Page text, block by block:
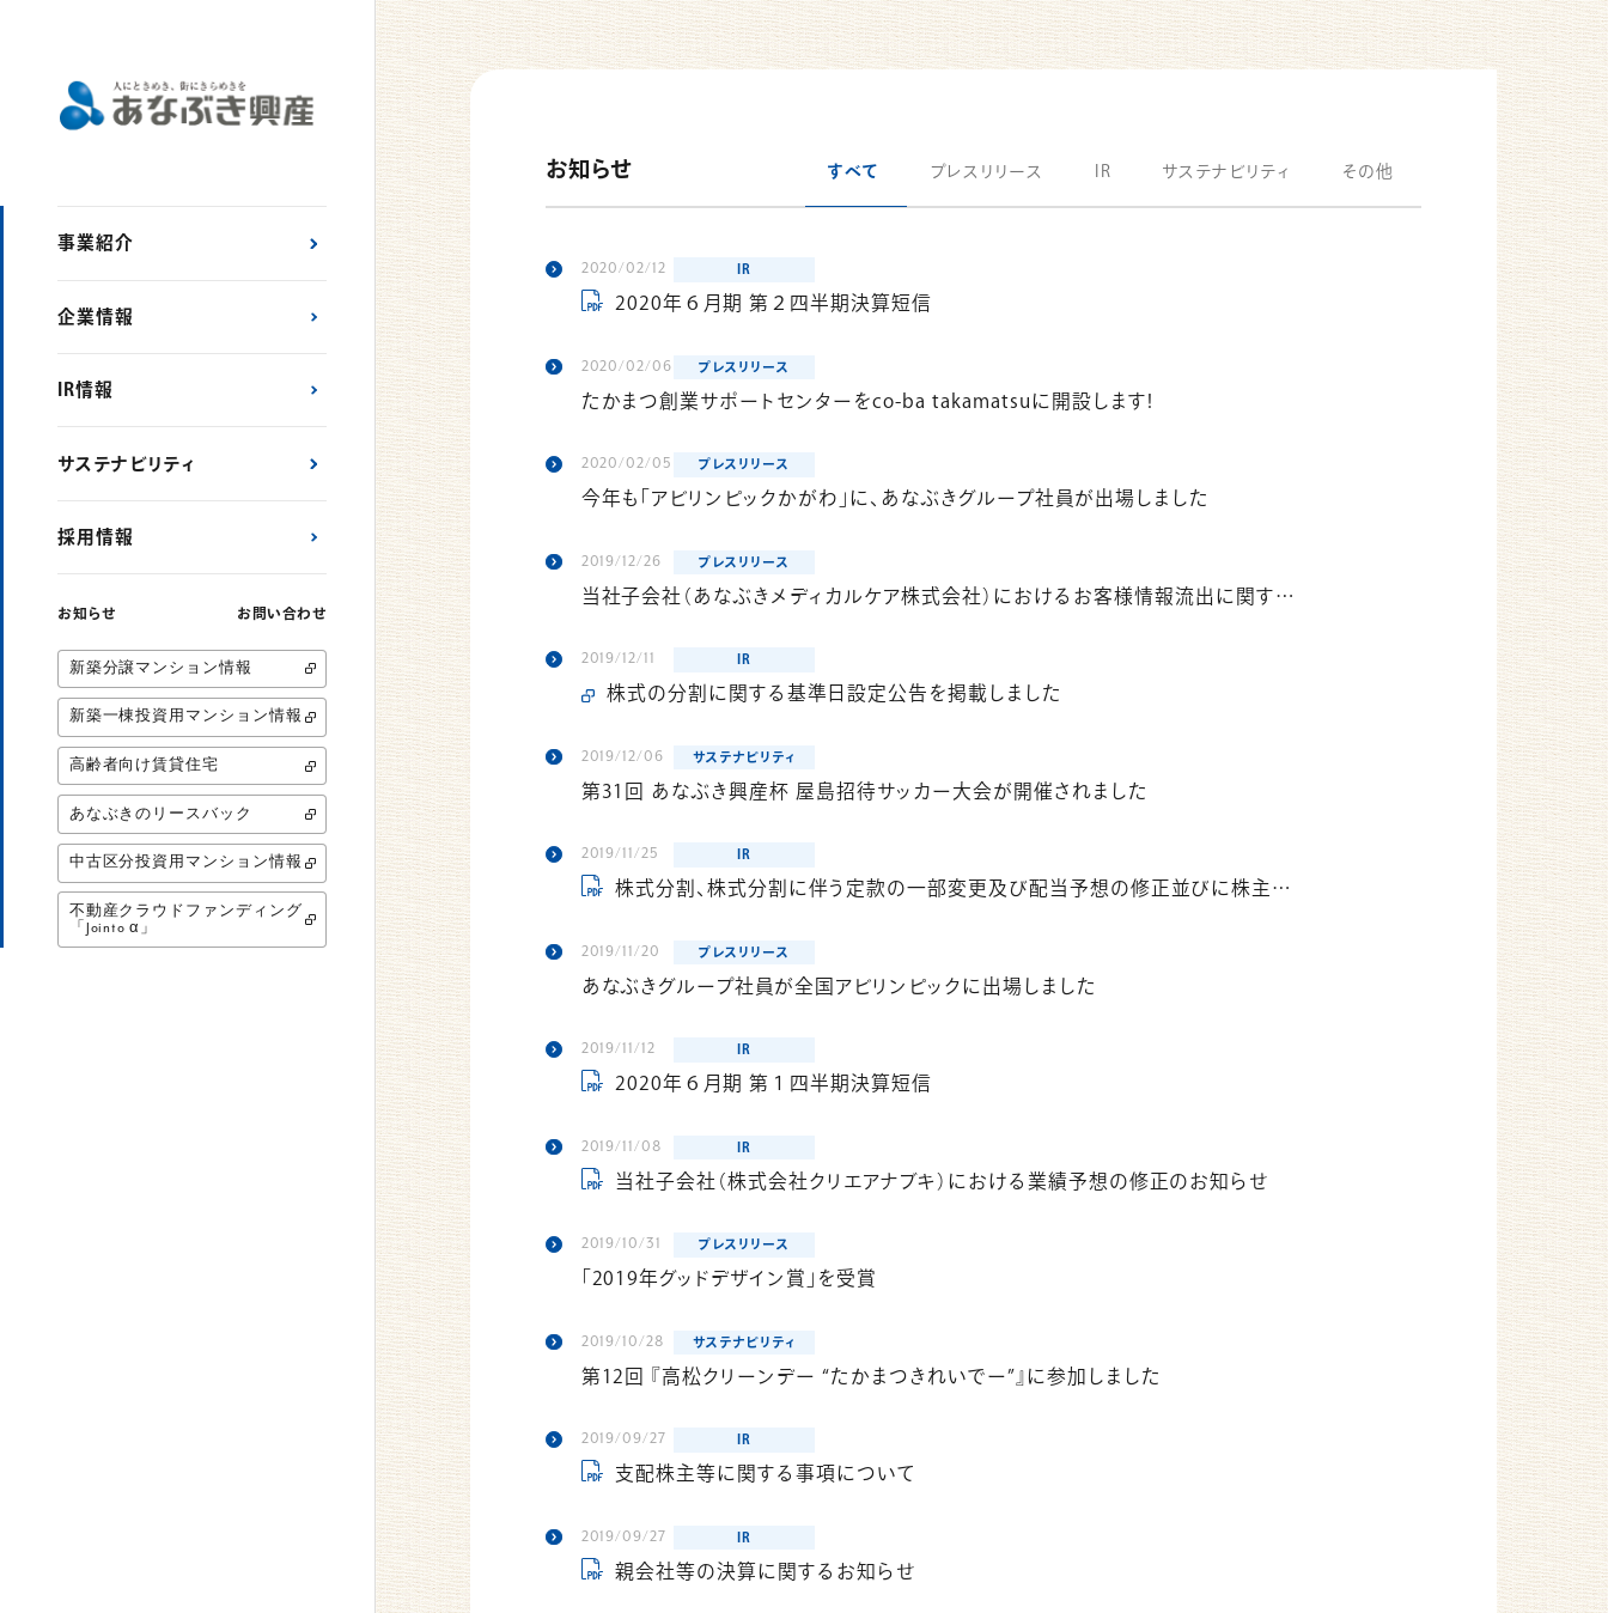
事業紹介
企業情報
IR情報
サステナビリティ
採用情報
お知らせ お問い合わせ
新築分譲マンション情報
新築一棟投資用マンション情報
高齢者向け賃貸住宅
あなぶきのリースバック
中古区分投資用マンション情報
不動産クラウドファンディング
「Jointo α」
お知らせ すべて プレスリリース IR サステナビリティ その他
2020/02/12 IR
2020年６月期 第２四半期決算短信
2020/02/06 プレスリリース
たかまつ創業サポートセンターをco-ba takamatsuに開設します!
2020/02/05 プレスリリース
今年も「アビリンピックかがわ」に、あなぶきグループ社員が出場しました
2019/12/26 プレスリリース
当社子会社（あなぶきメディカルケア株式会社）におけるお客様情報流出に関するお知らせ
2019/12/11 IR
株式の分割に関する基準日設定公告を掲載しました
2019/12/06 サステナビリティ
第31回 あなぶき興産杯 屋島招待サッカー大会が開催されました
2019/11/25 IR
株式分割、株式分割に伴う定款の一部変更及び配当予想の修正並びに株主優待制度に関するお知らせ
2019/11/20 プレスリリース
あなぶきグループ社員が全国アビリンピックに出場しました
2019/11/12 IR
2020年６月期 第１四半期決算短信
2019/11/08 IR
当社子会社（株式会社クリエアナブキ）における業績予想の修正のお知らせ
2019/10/31 プレスリリース
「2019年グッドデザイン賞」を受賞
2019/10/28 サステナビリティ
第12回 『高松クリーンデー “たかまつきれいでー”』に参加しました
2019/09/27 IR
支配株主等に関する事項について
2019/09/27 IR
親会社等の決算に関するお知らせ